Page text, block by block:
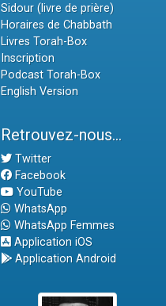
Sidour (livre de prière)
Horaires de Chabbath
Livres Torah-Box
Inscription
Podcast Torah-Box
English Version
Retrouvez-nous...
Twitter
Facebook
YouTube
WhatsApp
WhatsApp Femmes
Application iOS
Application Android